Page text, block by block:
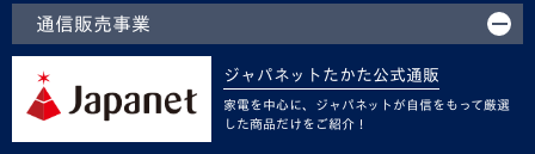
通信販売事業
ジャパネットたかた公式通販
家電を中心に、ジャパネットが自信をもって厳選
した商品だけをご紹介！